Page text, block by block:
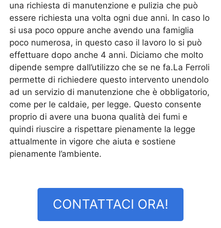
una richiesta di manutenzione e pulizia che può
essere richiesta una volta ogni due anni. In caso lo
si usa poco oppure anche avendo una famiglia
poco numerosa, in questo caso il lavoro lo si può
effettuare dopo anche 4 anni. Diciamo che molto
dipende sempre dall’utilizzo che se ne fa.La Ferroli
permette di richiedere questo intervento unendolo
ad un servizio di manutenzione che è obbligatorio,
come per le caldaie, per legge. Questo consente
proprio di avere una buona qualità dei fumi e
quindi riuscire a rispettare pienamente la legge
attualmente in vigore che aiuta e sostiene
pienamente l’ambiente.
CONTATTACI ORA!